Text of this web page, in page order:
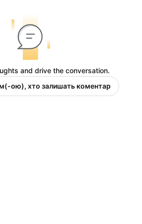
and drive the conversation.
ою), хто залишать коментар